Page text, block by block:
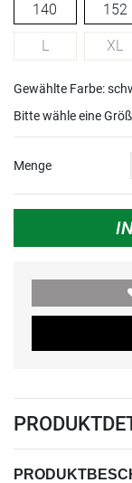
140 152
L XL
Gewählte Farbe:
Bitte wähle eine
Menge